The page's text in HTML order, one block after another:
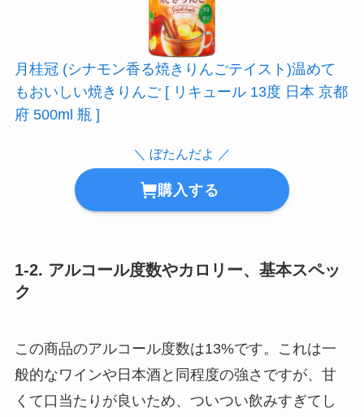
月桂冠 (シナモン香る焼きりんごテイスト)温めて
もおいしい焼きりんご [ リキュール 13度 日本 京都
府 500ml 瓶 ]
＼ ぼたんだよ ／
購入する
1-2. アルコール度数やカロリー、基本スペッ
ク
この商品のアルコール度数は13%です。これは一
般的なワインや日本酒と同程度の強さですが、甘
くて口当たりが良いため、ついつい飲みすぎてし